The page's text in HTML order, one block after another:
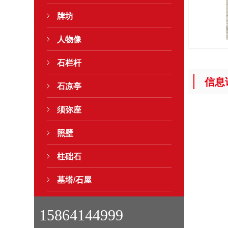
牌坊
人物像
石栏杆
石凉亭
须弥座
照壁
柱础石
墓塔/石屋
15864144999
信息